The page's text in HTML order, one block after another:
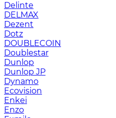
Delinte
DELMAX
Dezent
Dotz
DOUBLECOIN
Doublestar
Dunlop
Dunlop JP
Dynamo
Ecovision
Enkei
Enzo